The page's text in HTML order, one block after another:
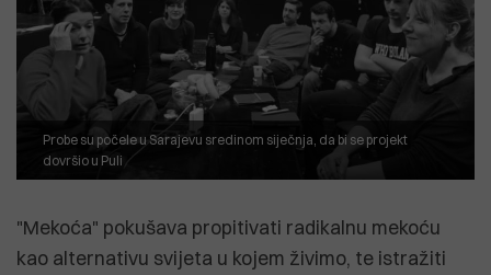
Probe su počele u Sarajevu sredinom siječnja, da bi se projekt
dovršio u Puli
"Mekoća" pokušava propitivati radikalnu mekoću
kao alternativu svijeta u kojem živimo, te istražiti